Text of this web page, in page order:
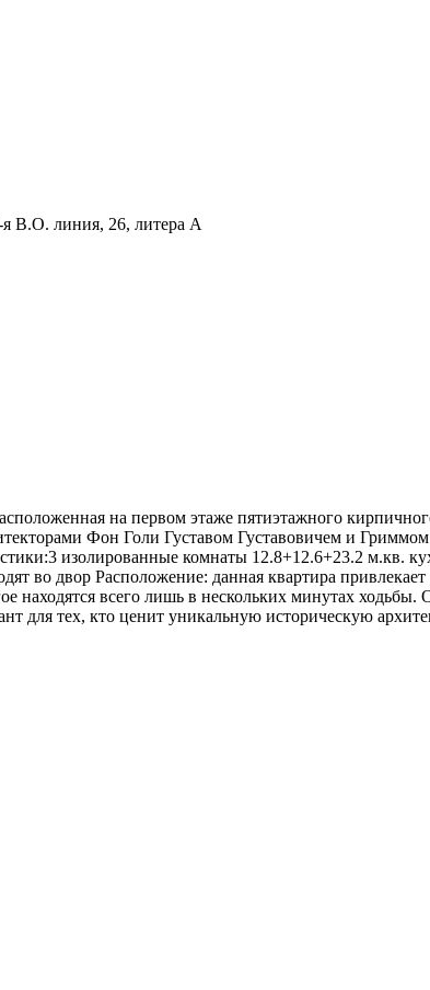
я В.О. линия, 26, литера А
на первом этаже пятиэтажного
Фон Голи Густавом Густавовичем и
изолированные комнаты 12.8+12.6+23.2 м.кв.
во двор Расположение: данная квартира
всего лишь в нескольких минутах
для тех, кто ценит уникальную историческую